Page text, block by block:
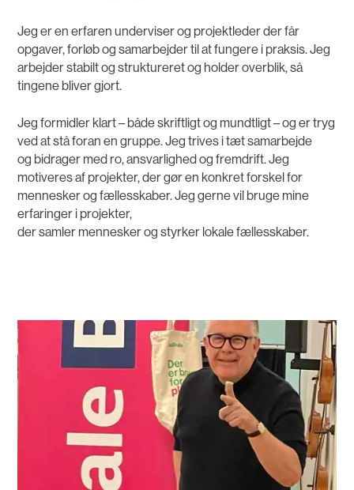
Jeg er en erfaren underviser og projektleder der får
opgaver, forløb og samarbejder til at fungere i praksis. Jeg
arbejder stabilt og struktureret og holder overblik, så
tingene bliver gjort.
Jeg formidler klart – både skriftligt og mundtligt – og er tryg
ved at stå foran en gruppe. Jeg trives i tæt samarbejde
og bidrager med ro, ansvarlighed og fremdrift. Jeg
motiveres af projekter, der gør en konkret forskel for
mennesker og fællesskaber. Jeg gerne vil bruge mine
erfaringer i projekter,
der samler mennesker og styrker lokale fællesskaber.